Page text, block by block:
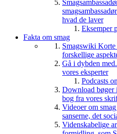
hvad de laver
Eksemper
Fakta om smag
Smagswiki Korte
forskellige
Gå i dybden
vores eksperter
Podcasts
Download bøger
bog fra vores
Videoer om smag
sanserne, det
Videnskabelige